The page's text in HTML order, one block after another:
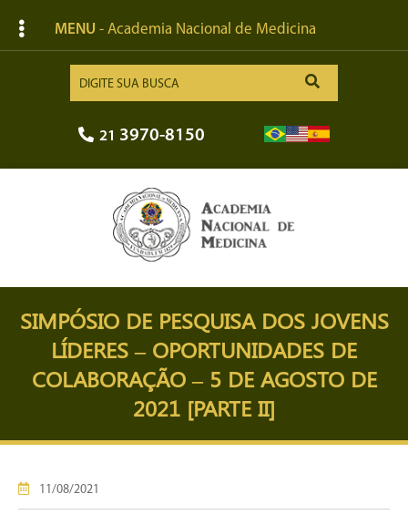
MENU - Academia Nacional de Medicina
21 3970-8150
SIMPÓSIO DE PESQUISA DOS JOVENS
LÍDERES – OPORTUNIDADES DE
COLABORAÇÃO – 5 DE AGOSTO DE
2021 [PARTE II]
11/08/2021